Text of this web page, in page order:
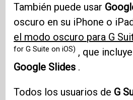
También puede usar
oscuro en su iPhone o
el modo oscuro para G
for G Suite on iOS) , que incluye
Google Slides .
Todos los usuarios de G